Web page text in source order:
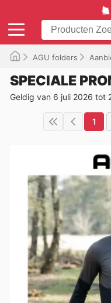
AGU folders
SPECIALE
Geldig van 6 juli 2026 tot
1